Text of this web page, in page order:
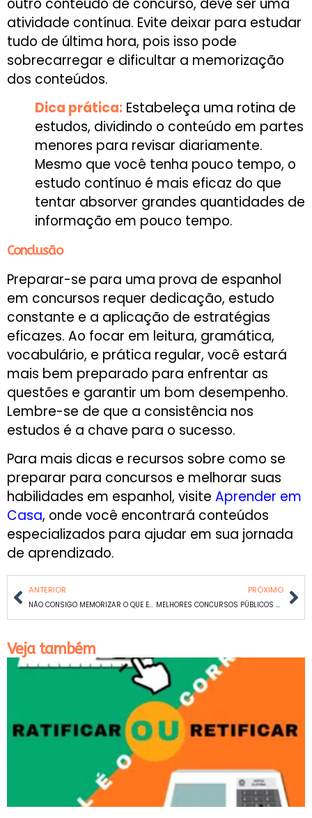
atividade contínua. Evite deixar para estudar
tudo de última hora, pois isso pode
sobrecarregar e dificultar a memorização
dos conteúdos.
Dica prática: Estabeleça uma rotina de
estudos, dividindo o conteúdo em partes
menores para revisar diariamente.
Mesmo que você tenha pouco tempo, o
estudo contínuo é mais eficaz do que
tentar absorver grandes quantidades de
informação em pouco tempo.
Conclusão
Preparar-se para uma prova de espanhol
em concursos requer dedicação, estudo
constante e a aplicação de estratégias
eficazes. Ao focar em leitura, gramática,
vocabulário, e prática regular, você estará
mais bem preparado para enfrentar as
questões e garantir um bom desempenho.
Lembre-se de que a consistência nos
estudos é a chave para o sucesso.
Para mais dicas e recursos sobre como se
preparar para concursos e melhorar suas
habilidades em espanhol, visite Aprender em
Casa, onde você encontrará conteúdos
especializados para ajudar em sua jornada
de aprendizado.
ANTERIOR
NÃO CONSIGO MEMORIZAR O QUE ESTUDO: DICAS PARA MELHORAR SUA MEMORIZAÇÃO
PRÓXIMO
MELHORES CONCURSOS PÚBLICOS DO BRASIL ATUALMENTE
Veja também